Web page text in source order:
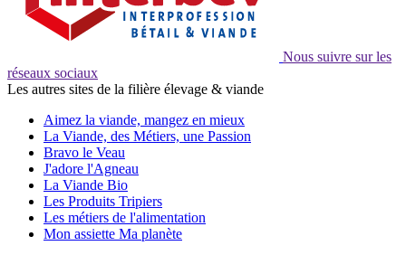
Nous suivre sur les
réseaux sociaux
Les autres sites de la filière élevage & viande
Aimez la viande, mangez en mieux
La Viande, des Métiers, une Passion
Bravo le Veau
J'adore l'Agneau
La Viande Bio
Les Produits Tripiers
Les métiers de l'alimentation
Mon assiette Ma planète